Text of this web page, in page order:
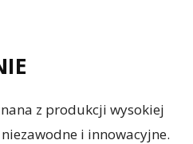
z produkcji wysokiej
i innowacyjne.